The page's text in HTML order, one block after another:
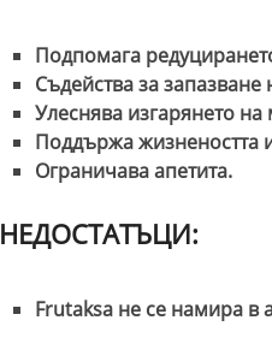
Подпомага
Съдейства за запазване
Улеснява изгарянето
Поддържа жизнеността
Ограничава апетита.
НЕДОСТАТЪЦИ:
Frutaksa не се намира в